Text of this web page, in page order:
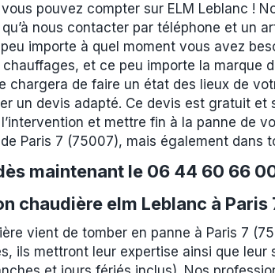
pouvez compter sur ELM Leblanc !
qu’à nous contacter par téléphone et un
importe à quel moment vous avez
chauffages, et ce peu importe la marque
chargera de faire un état des lieux de
un devis adapté. Ce devis est gratuit
et mettre fin à la panne de
Paris 7 (75007), mais également dans
maintenant le 06 44 60 66
chaudière elm Leblanc à Paris
vient de tomber en panne à Paris 7
ils mettront leur expertise ainsi que